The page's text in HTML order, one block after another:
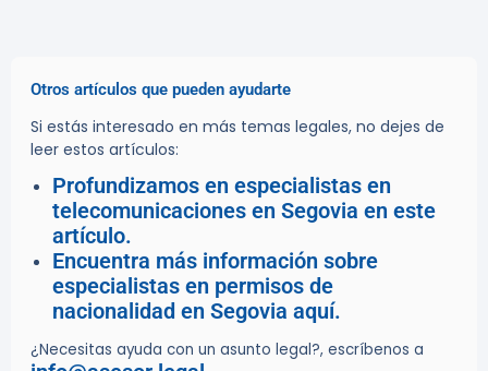
Otros artículos que pueden ayudarte
Si estás interesado en más temas legales, no dejes de
leer estos artículos:
Profundizamos en especialistas en
telecomunicaciones en Segovia en este
artículo.
Encuentra más información sobre
especialistas en permisos de
nacionalidad en Segovia aquí.
¿Necesitas ayuda con un asunto legal?, escríbenos a